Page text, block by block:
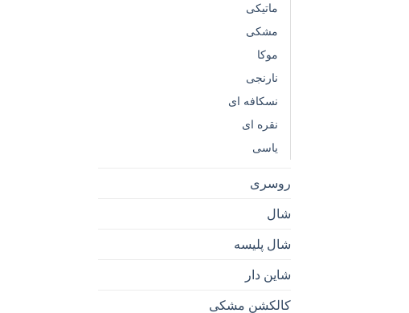
ماتیکی
مشکی
موکا
نارنجی
نسکافه ای
نقره ای
یاسی
روسری
شال
شال پلیسه
شاین دار
کالکشن مشکی